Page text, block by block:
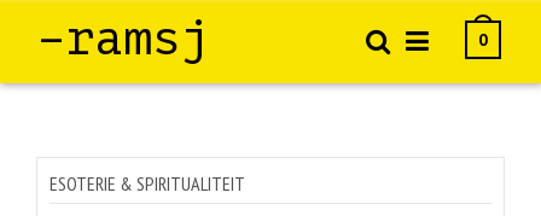
–ramsj 0
ESOTERIE & SPIRITUALITEIT